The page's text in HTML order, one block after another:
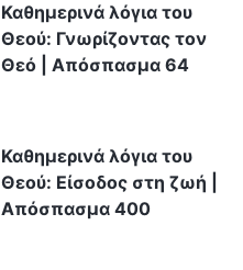
Καθημερινά λόγια του
Θεού: Γνωρίζοντας τον
Θεό | Απόσπασμα 64
Καθημερινά λόγια του
Θεού: Είσοδος στη ζωή |
Απόσπασμα 400